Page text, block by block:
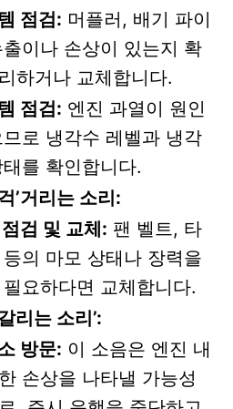
점검: 머플러, 배기 파이
이나 손상이 있는지 확
하거나 교체합니다.
점검: 엔진 과열이 원인
로 냉각수 레벨과 냉각
를 확인합니다.
’거리는 소리:
검 및 교체: 팬 벨트, 타
의 마모 상태나 장력을
요하다면 교체합니다.
리는 소리’:
방문: 이 소음은 엔진 내
손상을 나타낼 가능성